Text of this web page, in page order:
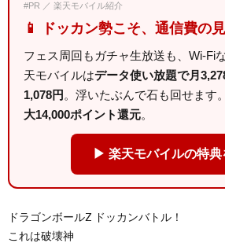
#PR ／ 楽天モバイル紹介
📱 ドッカン勢こそ、通信費の
フェス周回もガチャ生放送も、Wi-Fi
天モバイルはデータ使い放題で月
1,078円 。浮いたぶんで石も回せます
大14,000ポイント還元。
▶ 楽天モバイルの特典
ドラゴンボールZ ドッカンバトル！
これは破壊神